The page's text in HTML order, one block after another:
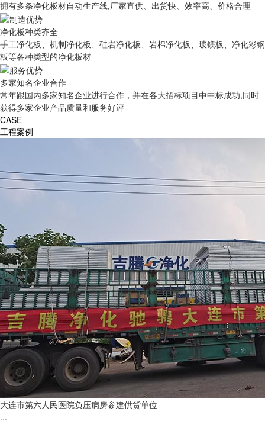
拥有多条净化板材自动生产线,厂家直供、出货快、效率高、价格合理
净化板种类齐全
手工净化板、机制净化板、硅岩净化板、岩棉净化板、玻镁板、净化彩钢
板等各种类型的净化板材
多家知名企业合作
常年跟国内多家知名企业进行合作，并在各大招标项目中中标成功,同时
获得多家企业产品质量和服务好评
CASE
工程案例
大连市第六人民医院负压病房参建供货单位
...